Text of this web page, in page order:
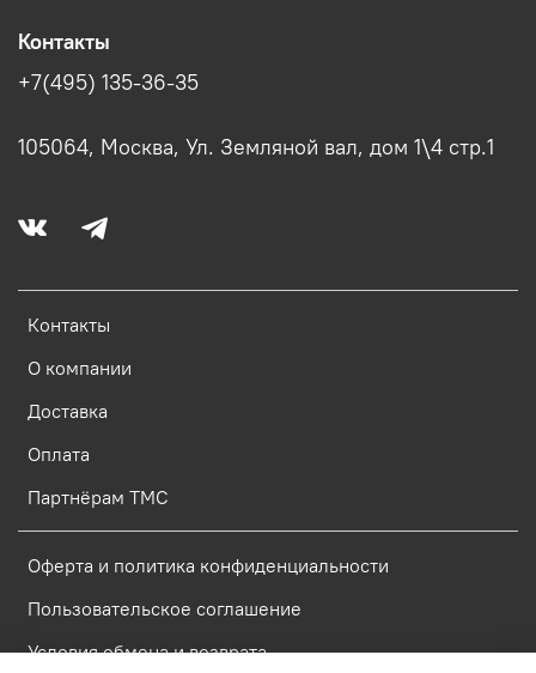
Контакты
О компании
Доставка
Оплата
Партнёрам ТМС
Оферта и политика конфиденциальности
Пользовательское соглашение
Условия обмена и возврата
Контакты
+7(495) 135-36-35
105064, Москва, Ул. Земляной вал, дом 1\4 стр.1